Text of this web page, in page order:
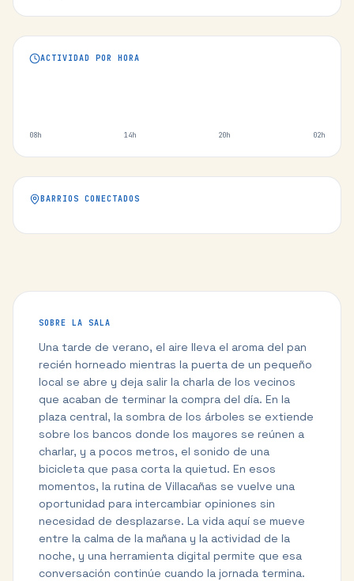
ACTIVIDAD POR HORA
08h 14h 20h 02h
BARRIOS CONECTADOS
SOBRE LA SALA
Una tarde de verano, el aire lleva el aroma del pan
recién horneado mientras la puerta de un pequeño
local se abre y deja salir la charla de los vecinos
que acaban de terminar la compra del día. En la
plaza central, la sombra de los árboles se extiende
sobre los bancos donde los mayores se reúnen a
charlar, y a pocos metros, el sonido de una
bicicleta que pasa corta la quietud. En esos
momentos, la rutina de Villacañas se vuelve una
oportunidad para intercambiar opiniones sin
necesidad de desplazarse. La vida aquí se mueve
entre la calma de la mañana y la actividad de la
noche, y una herramienta digital permite que esa
conversación continúe cuando la jornada termina.